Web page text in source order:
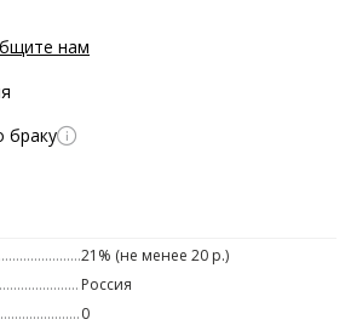
нам
браку
21% (не менее 20 р.)
Россия
0